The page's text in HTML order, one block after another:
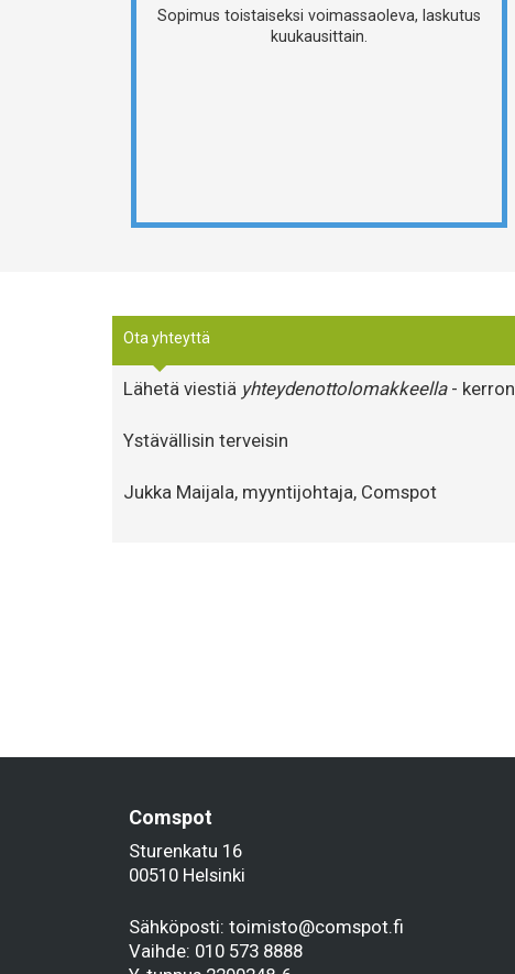
Sopimus toistaiseksi voimassaoleva, laskutus
kuukausittain.
Ota yhteyttä
Lähetä viestiä yhteydenottolomakkeella-
Ystävällisin terveisin
Jukka Maijala, myyntijohtaja, Comspot
Comspot
Sturenkatu 16
00510 Helsinki
Sähköposti: toimisto@comspot.fi
Vaihde: 010 573 8888